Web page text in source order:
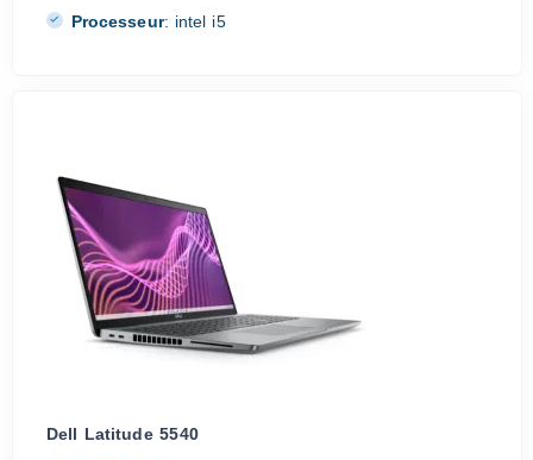
Processeur: intel i5
Dell Latitude 5540